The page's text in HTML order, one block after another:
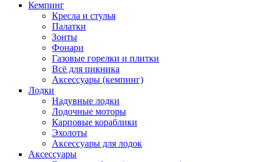
Кемпинг
Кресла и стулья
Палатки
Зонты
Фонари
Газовые горелки и плитки
Всё для пикника
Аксессуары (кемпинг)
Лодки
Надувные лодки
Лодочные моторы
Карповые кораблики
Эхолоты
Аксессуары для лодок
Аксессуары